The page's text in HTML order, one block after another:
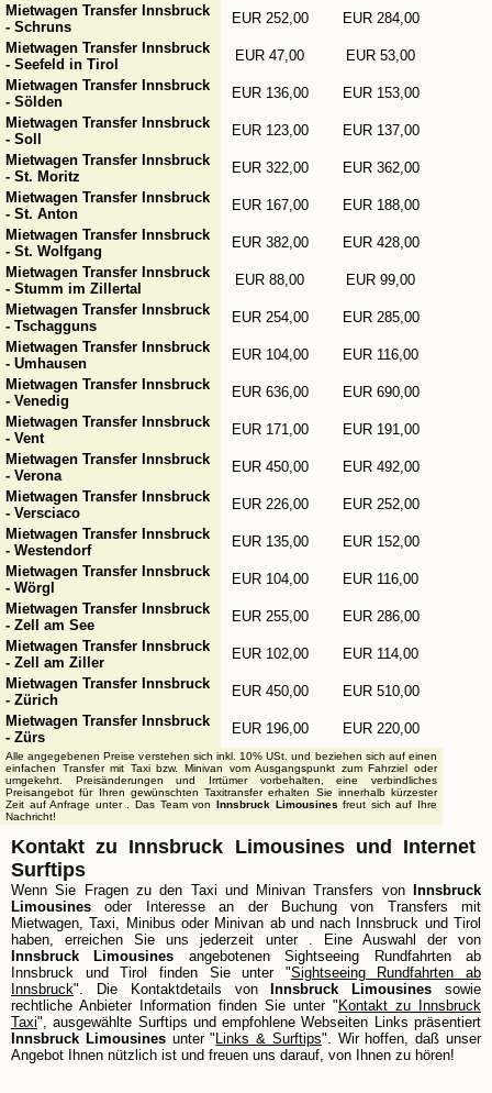
Mietwagen Transfer Innsbruck
- Schruns
EUR 252,00
EUR 284,00
Mietwagen Transfer Innsbruck
- Seefeld in Tirol
EUR 47,00
EUR 53,00
Mietwagen Transfer Innsbruck
- Sölden
EUR 136,00
EUR 153,00
Mietwagen Transfer Innsbruck
- Soll
EUR 123,00
EUR 137,00
Mietwagen Transfer Innsbruck
- St. Moritz
EUR 322,00
EUR 362,00
Mietwagen Transfer Innsbruck
- St. Anton
EUR 167,00
EUR 188,00
Mietwagen Transfer Innsbruck
- St. Wolfgang
EUR 382,00
EUR 428,00
Mietwagen Transfer Innsbruck
- Stumm im Zillertal
EUR 88,00
EUR 99,00
Mietwagen Transfer Innsbruck
- Tschagguns
EUR 254,00
EUR 285,00
Mietwagen Transfer Innsbruck
- Umhausen
EUR 104,00
EUR 116,00
Mietwagen Transfer Innsbruck
- Venedig
EUR 636,00
EUR 690,00
Mietwagen Transfer Innsbruck
- Vent
EUR 171,00
EUR 191,00
Mietwagen Transfer Innsbruck
- Verona
EUR 450,00
EUR 492,00
Mietwagen Transfer Innsbruck
- Versciaco
EUR 226,00
EUR 252,00
Mietwagen Transfer Innsbruck
- Westendorf
EUR 135,00
EUR 152,00
Mietwagen Transfer Innsbruck
- Wörgl
EUR 104,00
EUR 116,00
Mietwagen Transfer Innsbruck
- Zell am See
EUR 255,00
EUR 286,00
Mietwagen Transfer Innsbruck
- Zell am Ziller
EUR 102,00
EUR 114,00
Mietwagen Transfer Innsbruck
- Zürich
EUR 450,00
EUR 510,00
Mietwagen Transfer Innsbruck
- Zürs
EUR 196,00 EUR 220,00
Alle angegebenen Preise verstehen sich inkl. 10% USt. und beziehen sich auf einen
einfachen Transfer mit Taxi bzw. Minivan vom Ausgangspunkt zum Fahrziel oder
umgekehrt. Preisänderungen und Irrtümer vorbehalten, eine verbindliches
Preisangebot für Ihren gewünschten Taxitransfer erhalten Sie innerhalb kürzester
Zeit auf Anfrage unter
. Das Team von Innsbruck Limousines freut sich auf Ihre
Nachricht!
Kontakt zu Innsbruck Limousines und Internet
Surftips
Wenn Sie Fragen zu den Taxi und Minivan Transfers von
Innsbruck
Limousines oder Interesse an der Buchung von Transfers mit
Mietwagen, Taxi, Minibus oder Minivan ab und nach Innsbruck und Tirol
haben, erreichen Sie uns jederzeit unter
. Eine Auswahl der von
Innsbruck Limousines angebotenen Sightseeing Rundfahrten ab
Innsbruck und Tirol finden Sie unter "Sightseeing Rundfahrten ab
Innsbruck". Die Kontaktdetails von Innsbruck Limousines sowie
rechtliche Anbieter Information finden Sie unter " Kontakt zu Innsbruck
Taxi", ausgewählte Surftips und empfohlene Webseiten Links präsentiert
Innsbruck Limousinesunter " Links & Surftips". Wir hoffen, daß unser
Angebot Ihnen nützlich ist und freuen uns darauf, von Ihnen zu hören!